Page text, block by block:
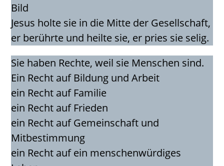
Bild
Jesus holte sie in die Mitte der Gesellschaft,
er berührte und heilte sie, er pries sie selig.
Sie haben Rechte, weil sie Menschen sind.
Ein Recht auf Bildung und Arbeit
ein Recht auf Familie
ein Recht auf Frieden
ein Recht auf Gemeinschaft und
Mitbestimmung
ein Recht auf ein menschenwürdiges